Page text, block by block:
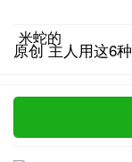
原创 主人用这6